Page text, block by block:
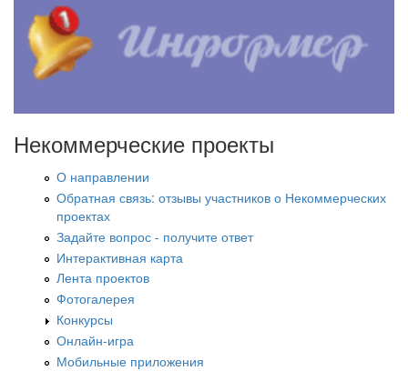
Некоммерческие проекты
О направлении
Обратная связь: отзывы участников о Некоммерческих
проектах
Задайте вопрос - получите ответ
Интерактивная карта
Лента проектов
Фотогалерея
Конкурсы
Онлайн-игра
Мобильные приложения